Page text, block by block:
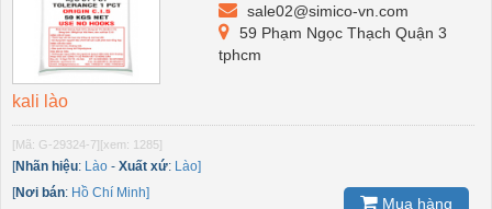
sale02@simico-vn.com
59 Phạm Ngọc Thạch Quận 3
tphcm
kali lào
[Mã: G-29324-7][xem: 1285]
[Nhãn hiệu: Lào - Xuất xứ: Lào]
[Nơi bán: Hồ Chí Minh]
Mua hàng